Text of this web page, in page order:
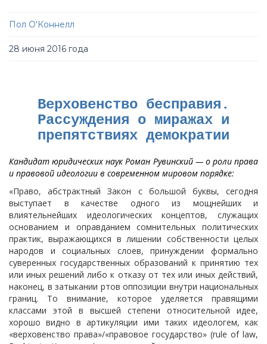
Пол О'Коннелл
28 июня 2016 года
Верховенство бесправия.
Рассуждения о миражах и
препятствиях демократии
Кандидат юридических наук Роман Рувинский — о роли права
и правовой идеологии в современном мировом порядке:
«Право, абстрактный Закон с большой буквы, сегодня
выступает в качестве одного из мощнейших и
влиятельнейших идеологических концептов, служащих
основанием и оправданием сомнительных политических
практик, выражающихся в лишении собственности целых
народов и социальных слоев, принуждении формально
суверенных государственных образований к принятию тех
или иных решений либо к отказу от тех или иных действий,
наконец, в затыкании ртов оппозиции внутри национальных
границ. То внимание, которое уделяется правящими
классами этой в высшей степени относительной идее,
хорошо видно в артикуляции ими таких идеологем, как
«верховенство права»/«правовое государство» (rule of law,